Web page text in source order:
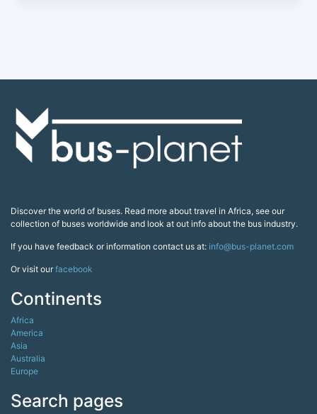
Discover the world of buses. Read more about travel in Africa, see our
collection of buses worldwide and look at out info about the bus industry.
If you have feedback or information contact us at: info@bus-planet.com
Or visit ourfacebook
Continents
Africa
America
Asia
Australia
Europe
Search pages